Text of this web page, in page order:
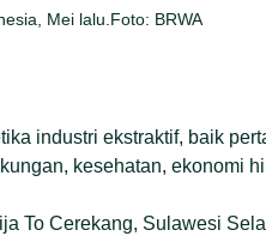
Mei lalu.Foto: BRWA
industri ekstraktif, baik
kesehatan, ekonomi
To Cerekang, Sulawesi